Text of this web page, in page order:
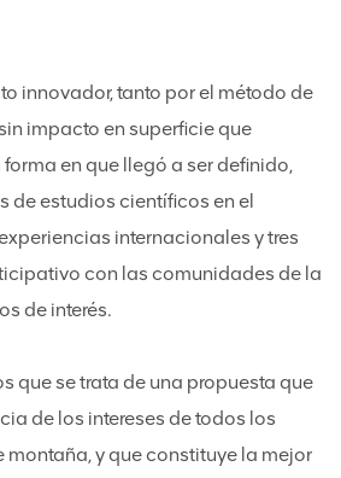
innovador, tanto por el método de
impacto en superficie que
en que llegó a ser definido,
de estudios científicos en el
internacionales y tres
con las comunidades de la
de interés.
que se trata de una propuesta que
de los intereses de todos los
montaña, y que constituye la mejor